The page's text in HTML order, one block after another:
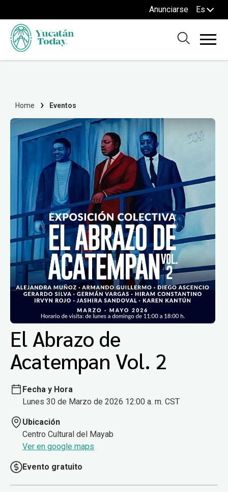
Anunciarse Es
Home Eventos
El Abrazo de
Acatempan Vol. 2
Fecha y Hora
Lunes 30 de Marzo de 2026 12:00 a. m. CST
Ubicación
Centro Cultural del Mayab
Ver en google maps
Evento gratuito